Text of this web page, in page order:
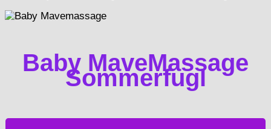
Baby MaveMassage
Sommerfugl